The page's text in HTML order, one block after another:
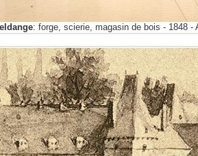
: forge, scierie, magasin de bois - 1848 -